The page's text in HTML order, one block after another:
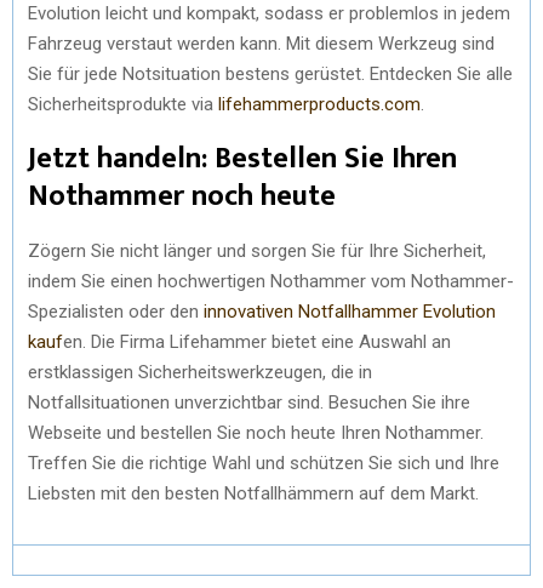
Evolution leicht und kompakt, sodass er problemlos in jedem
Fahrzeug verstaut werden kann. Mit diesem Werkzeug sind
Sie für jede Notsituation bestens gerüstet. Entdecken Sie alle
Sicherheitsprodukte via lifehammerproducts.com
Jetzt handeln: Bestellen Sie Ihren
Nothammer noch heute
Zögern Sie nicht länger und sorgen Sie für Ihre Sicherheit,
indem Sie einen hochwertigen Nothammer vom Nothammer-
Spezialisten oder den innovativen Notfallhammer Evolution
kaufen. Die Firma Lifehammer bietet eine Auswahl an
erstklassigen Sicherheitswerkzeugen, die in
Notfallsituationen unverzichtbar sind. Besuchen Sie ihre
Webseite und bestellen Sie noch heute Ihren Nothammer.
Treffen Sie die richtige Wahl und schützen Sie sich und Ihre
Liebsten mit den besten Notfallhämmern auf dem Markt.